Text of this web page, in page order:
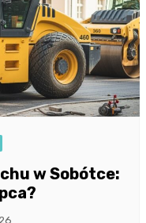
w Sobótce: